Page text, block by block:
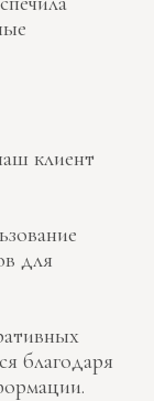
клиент
для
благодаря